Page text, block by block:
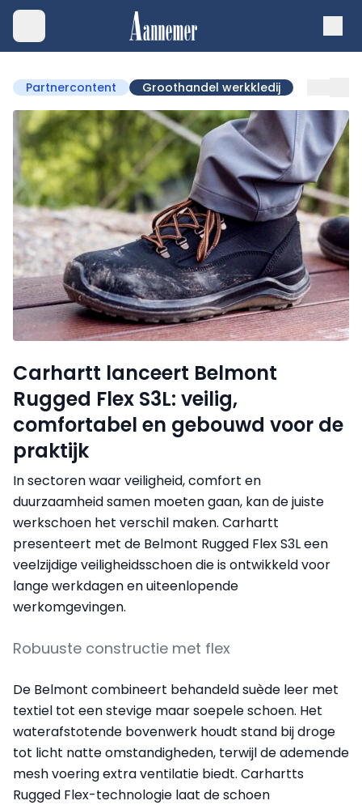
Partnercontent Groothandel werkkledij
Carhartt lanceert Belmont
Rugged Flex S3L: veilig,
comfortabel en gebouwd voor de
praktijk
In sectoren waar veiligheid, comfort en
duurzaamheid samen moeten gaan, kan de juiste
werkschoen het verschil maken. Carhartt
presenteert met de Belmont Rugged Flex S3L een
veelzijdige veiligheidsschoen die is ontwikkeld voor
lange werkdagen en uiteenlopende
werkomgevingen.
Robuuste constructie met flex
De Belmont combineert behandeld suède leer met
textiel tot een stevige maar soepele schoen. Het
waterafstotende bovenwerk houdt stand bij droge
tot licht natte omstandigheden, terwijl de ademende
mesh voering extra ventilatie biedt. Carhartts
Rugged Flex-technologie laat de schoen